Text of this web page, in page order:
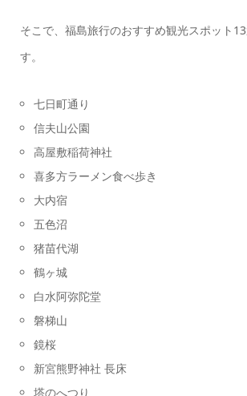
そこで、福島旅行のおすすめ観光スポット
す。
七日町通り
信夫山公園
高屋敷稲荷神社
喜多方ラーメン食べ歩き
大内宿
五色沼
猪苗代湖
鶴ヶ城
白水阿弥陀堂
磐梯山
鏡桜
新宮熊野神社 長床
塔のへつり